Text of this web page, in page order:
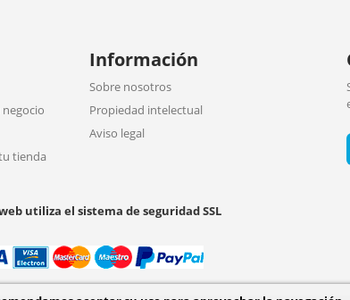
tienda
Información
Sobre nosotros
Propiedad intelectual
Aviso legal
utiliza el sistema de seguridad SSL